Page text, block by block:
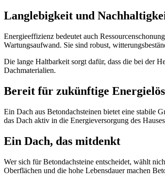
Langlebigkeit und
Energieeffizienz bedeutet auch
Wartungsaufwand. Sie sind robust,
Die lange Haltbarkeit sorgt dafür, dass die bei der
Dachmaterialien.
Bereit für zukünftige
Ein Dach aus Betondachsteinen bietet eine stabile
das Dach aktiv in die Energieversorgung des
Ein Dach, das mitdenkt
Wer sich für Betondachsteine entscheidet, wählt
Oberflächen und die hohe Lebensdauer machen